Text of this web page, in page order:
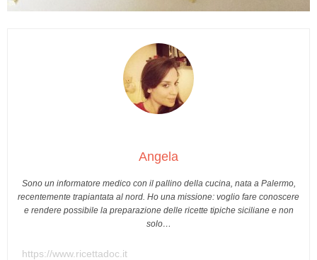
Angela
Sono un informatore medico con il pallino della cucina, nata a Palermo,
recentemente trapiantata al nord. Ho una missione: voglio fare conoscere
e rendere possibile la preparazione delle ricette tipiche siciliane e non
solo…
https://www.ricettadoc.it